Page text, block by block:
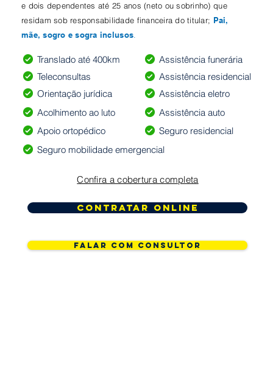
e dois dependentes até 25 anos (neto ou sobrinho) que
residam sob responsabilidade financeira do titular; Pai,
mãe, sogro e sogra inclusos.
Translado até 400km
Teleconsultas
Orientação jurídica
Acolhimento ao luto
Apoio ortopédico
Assistência funerária
Assistência residencial
Assistência eletro
Assistência auto
Seguro residencial
Seguro mobilidade emergencial
Confira a cobertura completa
Contratar online
Falar com consultor